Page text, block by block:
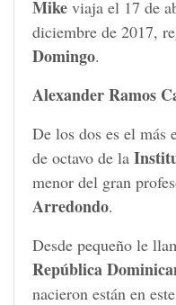
Mike viaja el 17 de
diciembre de 2017,
Domingo.
Alexander Ramos
De los dos es el más
de octavo de la
menor del gran
Arredondo.
Desde pequeño le
República
nacieron están en